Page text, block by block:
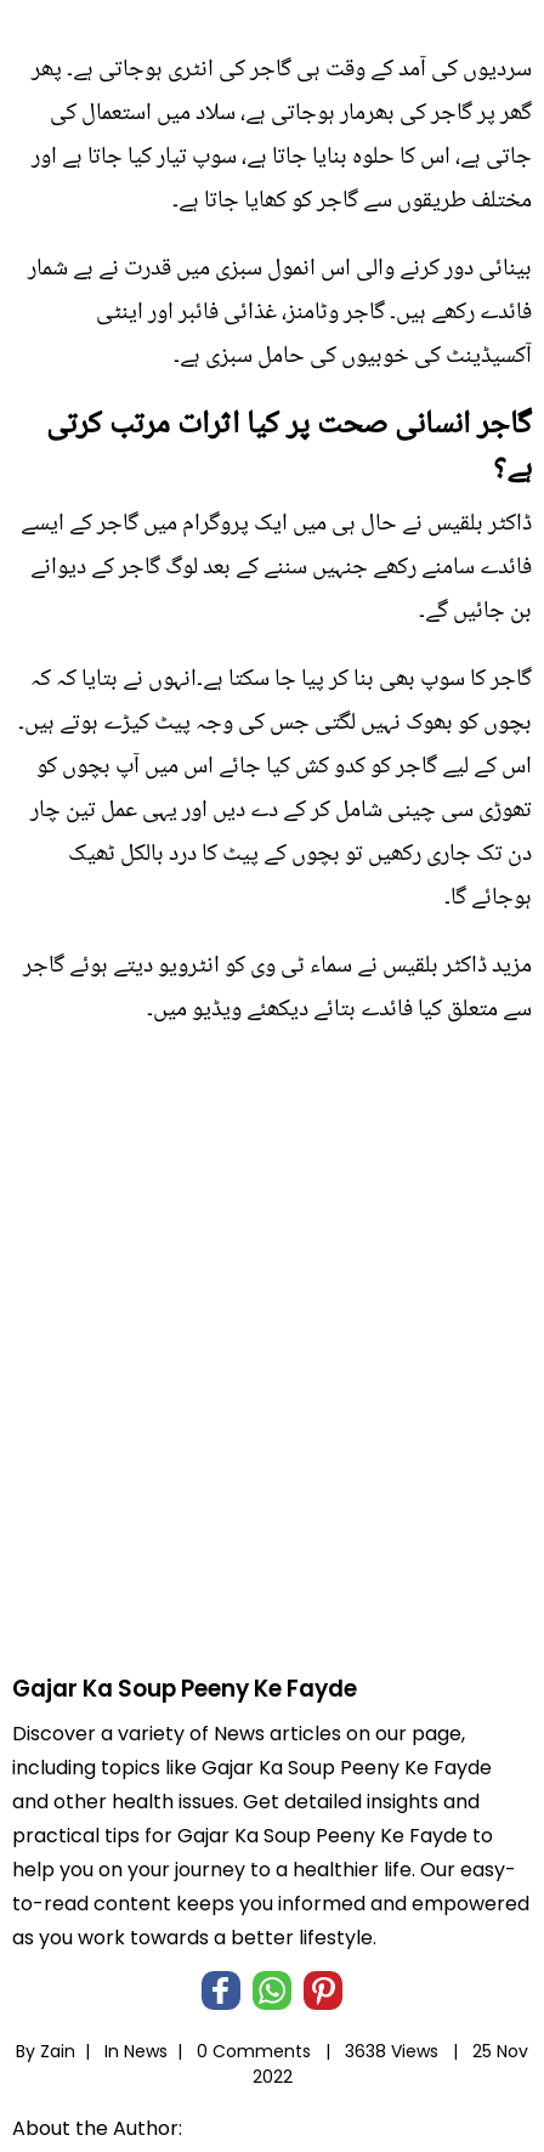
سردیوں کی آمد کے وقت ہی گاجر کی انٹری ہوجاتی ہے۔ پھر
گھر پر گاجر کی بھرمار ہوجاتی ہے، سلاد میں استعمال کی
جاتی ہے، اس کا حلوہ بنایا جاتا ہے، سوپ تیار کیا جاتا ہے اور
مختلف طریقوں سے گاجر کو کھایا جاتا ہے۔
بینائی دور کرنے والی اس انمول سبزی میں قدرت نے بے شمار
فائدے رکھے ہیں۔ گاجر وٹامنز، غذائی فائبر اور اینٹی
آکسیڈینٹ کی خوبیوں کی حامل سبزی ہے۔
گاجر انسانی صحت پر کیا اثرات مرتب کرتی
ہے؟
ڈاکٹر بلقیس نے حال ہی میں ایک پروگرام میں گاجر کے ایسے
فائدے سامنے رکھے جنہیں سننے کے بعد لوگ گاجر کے دیوانے
بن جائیں گے۔
گاجر کا سوپ بھی بنا کر پیا جا سکتا ہے۔انہوں نے بتایا کہ کہ
بچوں کو بھوک نہیں لگتی جس کی وجہ پیٹ کیڑے ہوتے ہیں۔
اس کے لیے گاجر کو کدو کش کیا جائے اس میں آپ بچوں کو
تھوڑی سی چینی شامل کر کے دے دیں اور یہی عمل تین چار
دن تک جاری رکھیں تو بچوں کے پیٹ کا درد بالکل ٹھیک
ہوجائے گا۔
مزید ڈاکٹر بلقیس نے سماء ٹی وی کو انٹرویو دیتے ہوئے گاجر
سے متعلق کیا فائدے بتائے دیکھئے ویڈیو میں۔
Gajar Ka Soup Peeny Ke Fayde
Discover a variety of News articles on our page,
including topics like Gajar Ka Soup Peeny Ke Fayde
and other health issues. Get detailed insights and
practical tips for Gajar Ka Soup Peeny Ke Fayde to
help you on your journey to a healthier life. Our easy-
to-read content keeps you informed and empowered
as you work towards a better lifestyle.
By Zain | In News | 0 Comments | 3638 Views |
25 Nov
2022
About the Author: